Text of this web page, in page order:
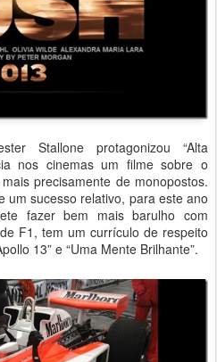
Stallone protagonizou “Alta
nos cinemas um filme sobre o
precisamente de monopostos.
um sucesso relativo, para este ano
fazer bem mais barulho com
F1, tem um currículo de respeito
13” e “Uma Mente Brilhante”.